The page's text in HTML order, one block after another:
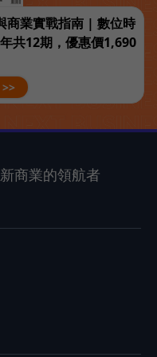
商業實戰指南 | 數位時
共12期，優惠價1,690
新商業的領航者